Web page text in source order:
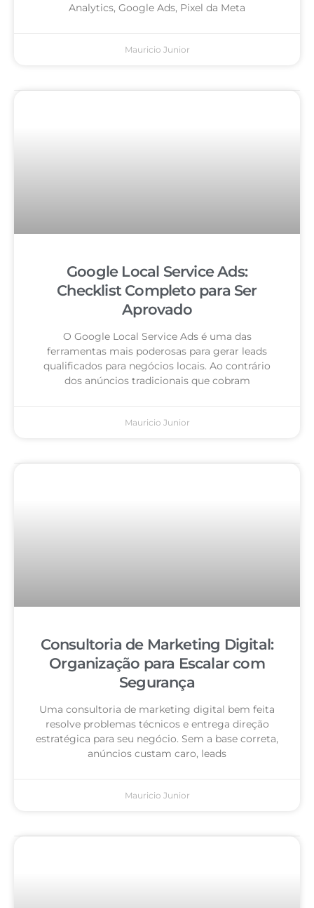
Analytics, Google Ads, Pixel da Meta
Mauricio Junior
Google Local Service Ads:
Checklist Completo para Ser
Aprovado
O Google Local Service Ads é uma das
ferramentas mais poderosas para gerar leads
qualificados para negócios locais. Ao contrário
dos anúncios tradicionais que cobram
Mauricio Junior
Consultoria de Marketing Digital:
Organização para Escalar com
Segurança
Uma consultoria de marketing digital bem feita
resolve problemas técnicos e entrega direção
estratégica para seu negócio. Sem a base correta,
anúncios custam caro, leads
Mauricio Junior